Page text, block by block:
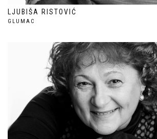
LJUBIŠA RISTOVIĆ
GLUMAC